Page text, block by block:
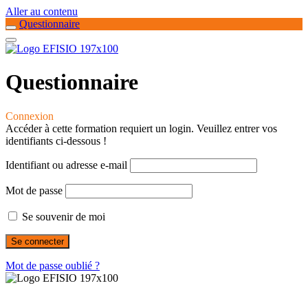
Aller au contenu
Questionnaire
Questionnaire
Connexion
Accéder à cette formation requiert un login. Veuillez entrer vos
identifiants ci-dessous !
Identifiant ou adresse e-mail
Mot de passe
Se souvenir de moi
Mot de passe oublié ?